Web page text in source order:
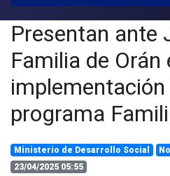
Presentan ante
Familia de Orán
implementación
programa
Ministerio de Desarrollo Social
23/04/2025 05:55